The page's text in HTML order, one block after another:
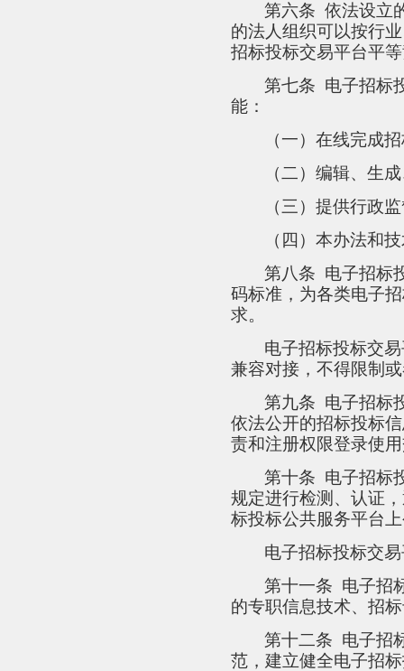
第六条 依法设立
的法人组织可以按行
招标投标交易平台平
第七条 电子招标
能：
（一）在线完成
（二）编辑、生
（三）提供行政
（四）本办法和
第八条 电子招标
码标准，为各类电子
求。
电子招标投标交
兼容对接，不得限制
第九条 电子招标
依法公开的招标投标
责和注册权限登录使
第十条 电子招标
规定进行检测、认证
标投标公共服务平台
电子招标投标交
第十一条 电子招
的专职信息技术、招
第十二条 电子招
范，建立健全电子招